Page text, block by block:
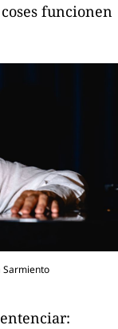
funcionen
Sarmiento